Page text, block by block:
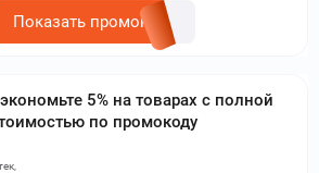
Показать промокод
5% на товарах с полной
по промокоду